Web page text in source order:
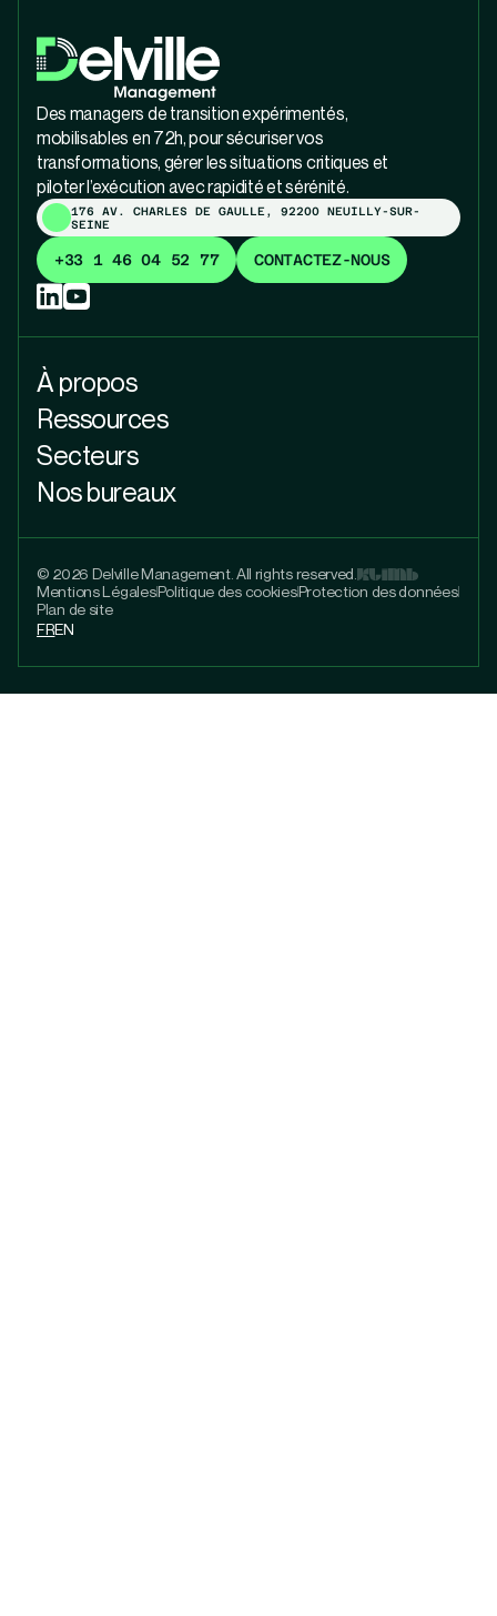
Des managers de transition expérimentés,
mobilisables en 72h, pour sécuriser vos
transformations, gérer les situations critiques et
piloter l’exécution avec rapidité et sérénité.
176 AV. CHARLES DE GAULLE, 92200 NEUILLY-SUR-
SEINE
+33 1 46 04 52 77 CONTACTEZ-NOUS
À propos
Ressources
Secteurs
Nos bureaux
© 2026 Delville Management. All rights reserved.
Mentions LégalesPolitique des cookiesProtection des données
Plan de site
FREN